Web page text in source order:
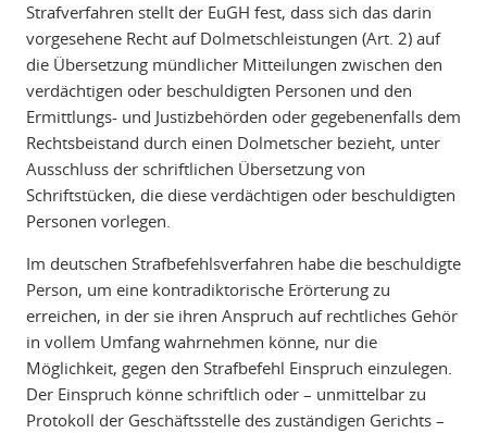
Strafverfahren stellt der EuGH fest, dass sich das darin
vorgesehene Recht auf Dolmetschleistungen (Art. 2) auf
die Übersetzung mündlicher Mitteilungen zwischen den
verdächtigen oder beschuldigten Personen und den
Ermittlungs- und Justizbehörden oder gegebenenfalls dem
Rechtsbeistand durch einen Dolmetscher bezieht, unter
Ausschluss der schriftlichen Übersetzung von
Schriftstücken, die diese verdächtigen oder beschuldigten
Personen vorlegen.
Im deutschen Strafbefehlsverfahren habe die beschuldigte
Person, um eine kontradiktorische Erörterung zu
erreichen, in der sie ihren Anspruch auf rechtliches Gehör
in vollem Umfang wahrnehmen könne, nur die
Möglichkeit, gegen den Strafbefehl Einspruch einzulegen.
Der Einspruch könne schriftlich oder – unmittelbar zu
Protokoll der Geschäftsstelle des zuständigen Gerichts –